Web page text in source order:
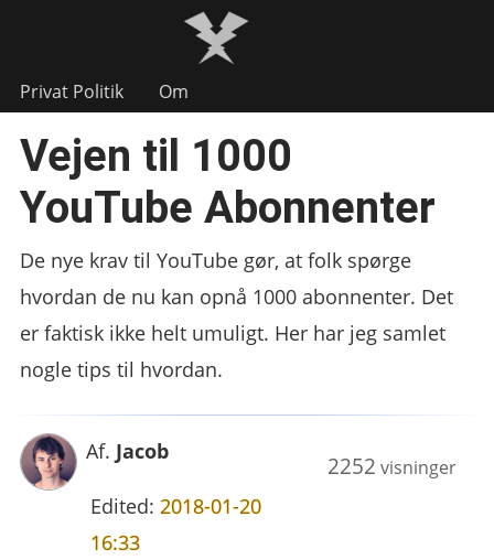
Privat Politik Om
Vejen til 1000
YouTube Abonnenter
De nye krav til YouTube gør, at folk spørge
hvordan de nu kan opnå 1000 abonnenter. Det
er faktisk ikke helt umuligt. Her har jeg samlet
nogle tips til hvordan.
2252 visninger
Af. Jacob
Edited:2018-01-20
16:33